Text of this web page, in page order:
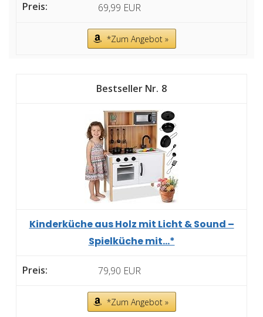
69,99 EUR
*Zum Angebot »
8
Kinderküche aus Holz mit Licht & Sound –
Spielküche mit...*
79,90 EUR
*Zum Angebot »